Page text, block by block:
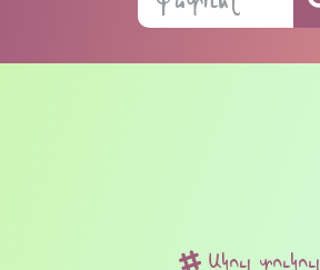
Ակուլ տուկուլ